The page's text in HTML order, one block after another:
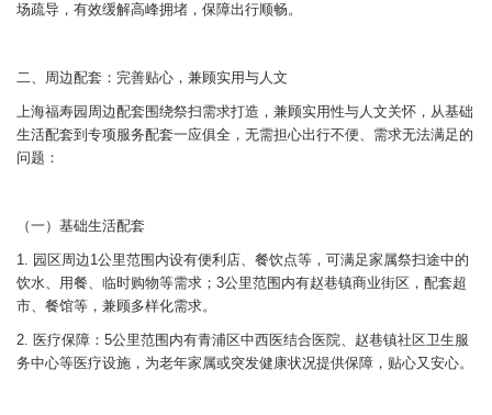
场疏导，有效缓解高峰拥堵，保障出行顺畅。
二、周边配套：完善贴心，兼顾实用与人文
上海福寿园周边配套围绕祭扫需求打造，兼顾实用性与人文关怀，从基础
生活配套到专项服务配套一应俱全，无需担心出行不便、需求无法满足的
问题：
（一）基础生活配套
1. 园区周边1公里范围内设有便利店、餐饮点等，可满足家属祭扫途中的
饮水、用餐、临时购物等需求；3公里范围内有赵巷镇商业街区，配套超
市、餐馆等，兼顾多样化需求。
2. 医疗保障：5公里范围内有青浦区中西医结合医院、赵巷镇社区卫生服
务中心等医疗设施，为老年家属或突发健康状况提供保障，贴心又安心。